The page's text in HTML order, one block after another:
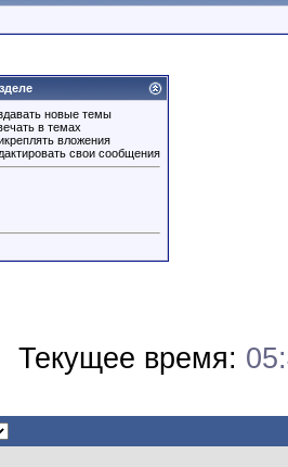
новые темы
в темах
вложения
свои сообщения
Текущее время: